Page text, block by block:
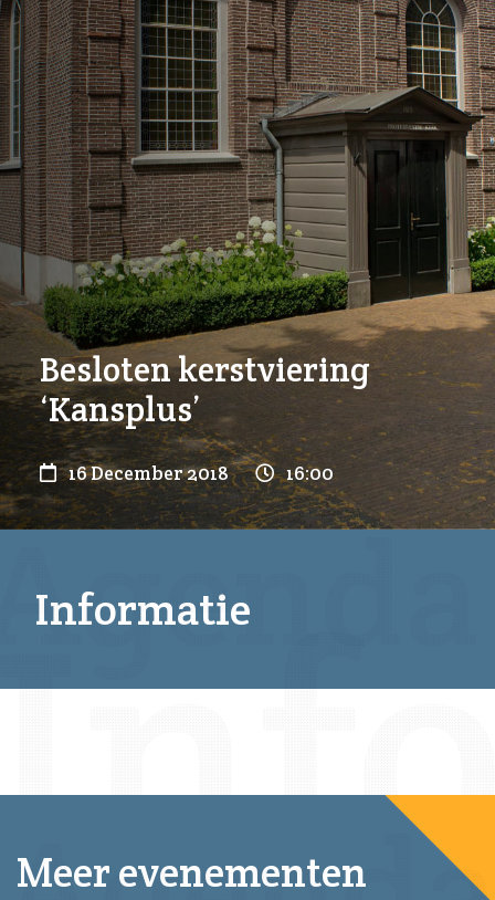
Besloten kerstviering
‘Kansplus’
16 December 2018 16:00
Informatie
Meer evenementen